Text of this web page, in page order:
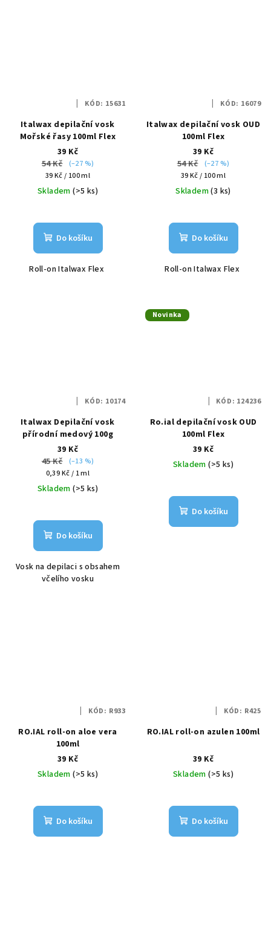
Italwax depilační vosk
Mořské řasy 100ml Flex
39 Kč
54 Kč
(–27 %)
Měrná
cena:
39 Kč / 100 ml
Skladem(>5 ks)
Do košíku
Roll-on Italwax Flex
KÓD: 15631
Italwax depilační vosk OUD
100ml Flex
39 Kč
54 Kč
(–27 %)
Měrná
cena:
39 Kč / 100 ml
Skladem(3 ks)
Do košíku
Roll-on Italwax Flex
KÓD: 16079
Italwax Depilační vosk
přírodní medový 100g
39 Kč
45 Kč
(–13 %)
Měrná
cena:
0,39 Kč / 1 ml
Skladem(>5 ks)
Do košíku
Vosk na depilaci s obsahem
včelího vosku
KÓD: 10174
Novinka
Ro.ial depilační vosk OUD
100ml Flex
39 Kč
Skladem(>5 ks)
Do košíku
KÓD: 124236
RO.IAL roll-on aloe vera
100ml
39 Kč
Skladem(>5 ks)
Do košíku
KÓD: R933
RO.IAL roll-on azulen 100ml
39 Kč
Skladem(>5 ks)
Do košíku
KÓD: R425